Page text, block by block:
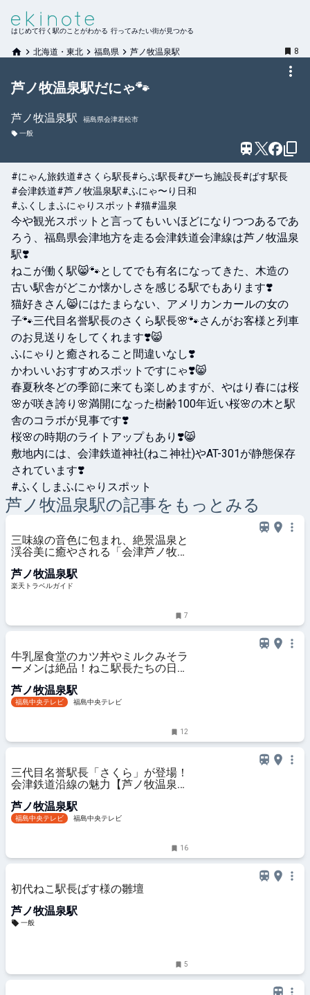
はじめて行く駅のことがわかる 行ってみたい街が見つかる
北海道・東北 福島県 芦ノ牧温泉駅 8
芦ノ牧温泉駅だにゃ🐾
芦ノ牧温泉駅
福島県会津若松市
一般
#にゃん旅鉄道#さくら駅長#らぶ駅長#ぴーち施設長#ばす駅長
#会津鉄道#芦ノ牧温泉駅#ふにゃ〜り日和
#ふくしまふにゃりスポット #猫#温泉
今や観光スポットと言ってもいいほどになりつつあるであ
ろう、福島県会津地方を走る会津鉄道会津線は芦ノ牧温泉
駅❣️
ねこが働く駅😸🐾としてでも有名になってきた、木造の
古い駅舎がどこか懐かしさを感じる駅でもあります❣️
猫好きさん😸にはたまらない、アメリカンカールの女の
子🐾三代目名誉駅長のさくら駅長🌸🐾さんがお客様と列車
のお見送りをしてくれます❣️😸
ふにゃりと癒されること間違いなし❣️
かわいいおすすめスポットですにゃ❣️😸
春夏秋冬どの季節に来ても楽しめますが、やはり春には桜
🌸が咲き誇り🌸満開になった樹齢100年近い桜🌸の木と駅
舎のコラボが見事です❣️
桜🌸の時期のライトアップもあり❣️😸
敷地内には、会津鉄道神社(ねこ神社)やAT-301が静態保存
されています❣️
#ふくしまふにゃりスポット
芦ノ牧温泉駅の記事をもっとみる
三味線の音色に包まれ、絶景温泉と
渓谷美に癒やされる「会津芦ノ牧温
芦ノ牧温泉駅
楽天トラベルガイド
7
牛乳屋食堂のカツ丼やミルクみそラ
ーメンは絶品！ねこ駅長たちの日常
【芦ノ牧温泉駅周辺編】～新企画
「ふにゃ～り日和」放送開始～#PR
芦ノ牧温泉駅
福島中央テレビ 福島中央テレビ
12
三代目名誉駅長「さくら」が登場！
会津鉄道沿線の魅力【芦ノ牧温泉駅
送開始～#PR｜Chu! PRESS
芦ノ牧温泉駅
福島中央テレビ 福島中央テレビ
16
初代ねこ駅長ばす様の雛壇
芦ノ牧温泉駅
一般
5